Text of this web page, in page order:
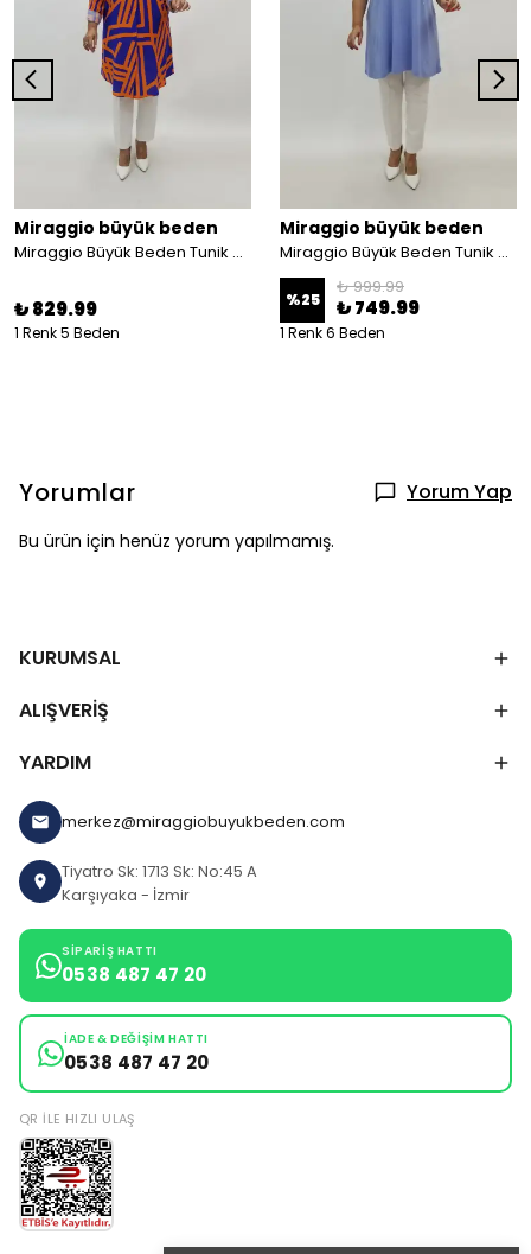
Miraggio büyük beden
Miraggio Büyük Beden Tunik 98860 ORANJ
₺ 829.99
1 Renk 5 Beden
Miraggio büyük beden
Miraggio Büyük Beden Tunik 99882 A-MAVİ
%25
₺ 999.99
₺ 749.99
1 Renk 6 Beden
Yorumlar Yorum Yap
Bu ürün için henüz yorum yapılmamış.
KURUMSAL
ALIŞVERİŞ
YARDIM
merkez@miraggiobuyukbeden.com
Tiyatro Sk: 1713 Sk: No:45 A
Karşıyaka - İzmir
SIPARIŞ HATTI
0538 487 47 20
İADE & DEĞIŞIM HATTI
0538 487 47 20
QR ILE HIZLI ULAŞ